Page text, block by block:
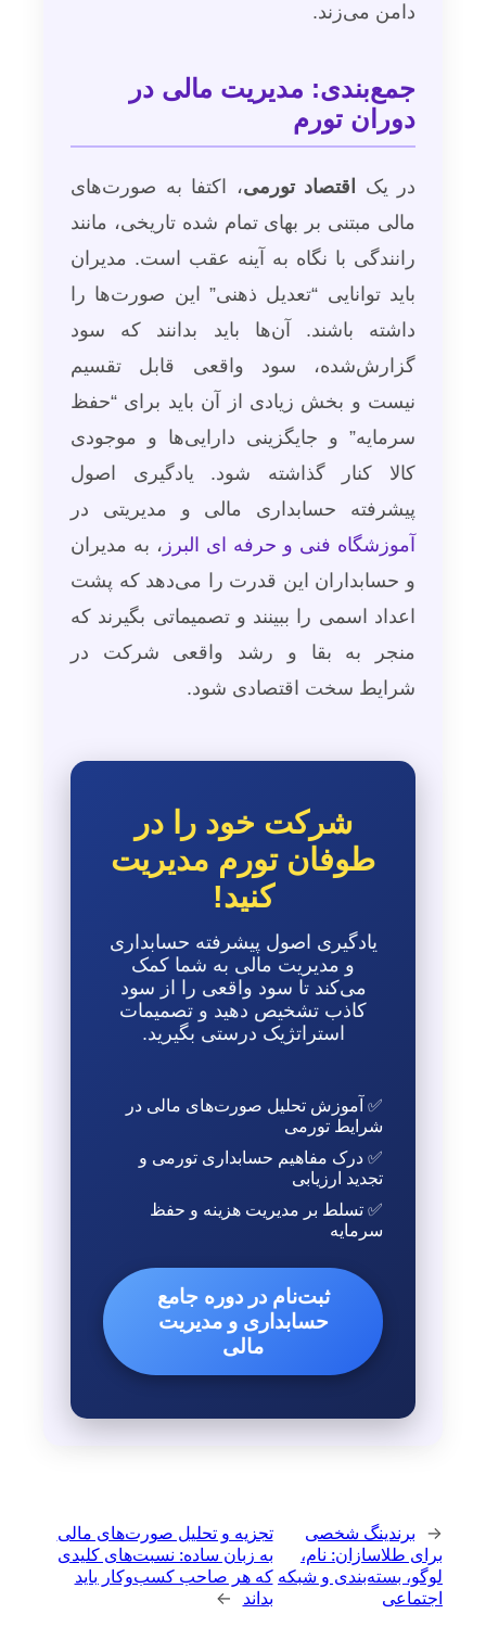
دامن می‌زند.
جمع‌بندی: مدیریت مالی در
دوران تورم
در یک اقتصاد تورمی، اکتفا به صورت‌های
مالی مبتنی بر بهای تمام شده تاریخی، مانند
رانندگی با نگاه به آینه عقب است. مدیران
باید توانایی “تعدیل ذهنی” این صورت‌ها را
داشته باشند. آن‌ها باید بدانند که سود
گزارش‌شده، سود واقعی قابل تقسیم
نیست و بخش زیادی از آن باید برای “حفظ
سرمایه” و جایگزینی دارایی‌ها و موجودی
کالا کنار گذاشته شود. یادگیری اصول
پیشرفته حسابداری مالی و مدیریتی در
آموزشگاه فنی و حرفه ای البرز ، به مدیران
و حسابداران این قدرت را می‌دهد که پشت
اعداد اسمی را ببینند و تصمیماتی بگیرند که
منجر به بقا و رشد واقعی شرکت در
شرایط سخت اقتصادی شود.
شرکت خود را در
طوفان تورم مدیریت
کنید!
یادگیری اصول پیشرفته حسابداری
و مدیریت مالی به شما کمک
می‌کند تا سود واقعی را از سود
کاذب تشخیص دهید و تصمیمات
استراتژیک درستی بگیرید.
✅ آموزش تحلیل صورت‌های مالی در
شرایط تورمی
✅ درک مفاهیم حسابداری تورمی و
تجدید ارزیابی
✅ تسلط بر مدیریت هزینه و حفظ
سرمایه
ثبت‌نام در دوره جامع
حسابداری و مدیریت
مالی
← برندینگ شخصی
برای طلاسازان: نام،
لوگو، بسته‌بندی و شبکه
اجتماعی
تجزیه و تحلیل صورت‌های مالی
به زبان ساده: نسبت‌های کلیدی
که هر صاحب کسب‌وکار باید
بداند
→